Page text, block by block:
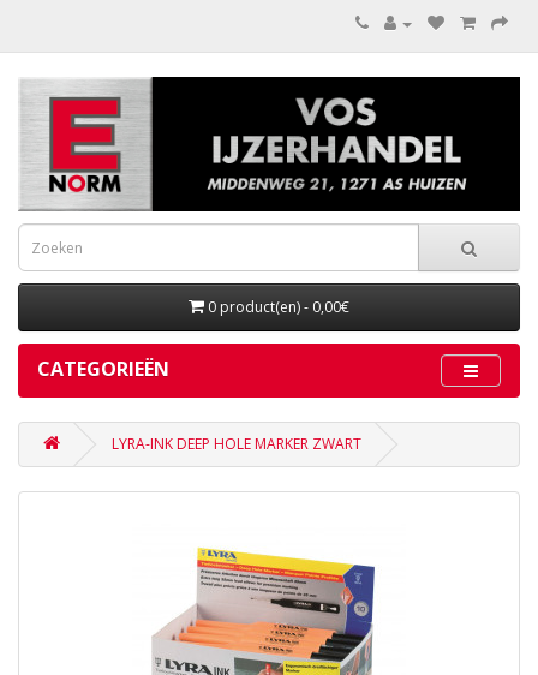
0 product(en) - 0,00€
CATEGORIEËN
LYRA-INK DEEP HOLE MARKER ZWART